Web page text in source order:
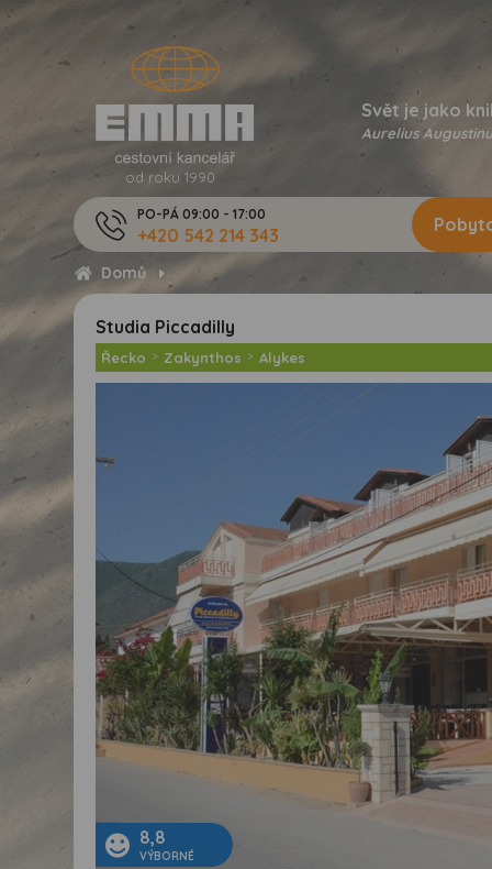
od roku 1990
Svět je jako
Aurelius
PO-PÁ 09:00 - 17:00
+420 542 214 343
Domů
Studia Piccadilly
Řecko > Zakynthos > Alykes
8,8
VÝBORNÉ